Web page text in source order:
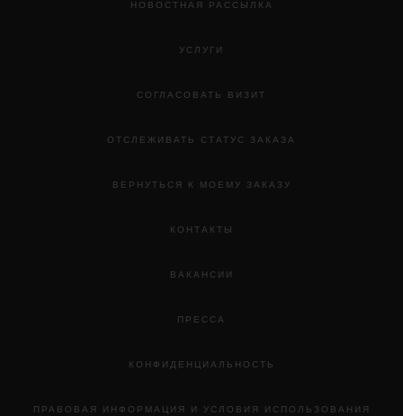
НОВОСТНАЯ РАССЫЛКА
УСЛУГИ
СОГЛАСОВАТЬ ВИЗИТ
ОТСЛЕЖИВАТЬ СТАТУС ЗАКАЗА
ВЕРНУТЬСЯ К МОЕМУ ЗАКАЗУ
КОНТАКТЫ
ВАКАНСИИ
ПРЕССА
КОНФИДЕНЦИАЛЬНОСТЬ
ПРАВОВАЯ ИНФОРМАЦИЯ И УСЛОВИЯ ИСПОЛЬЗОВАНИЯ